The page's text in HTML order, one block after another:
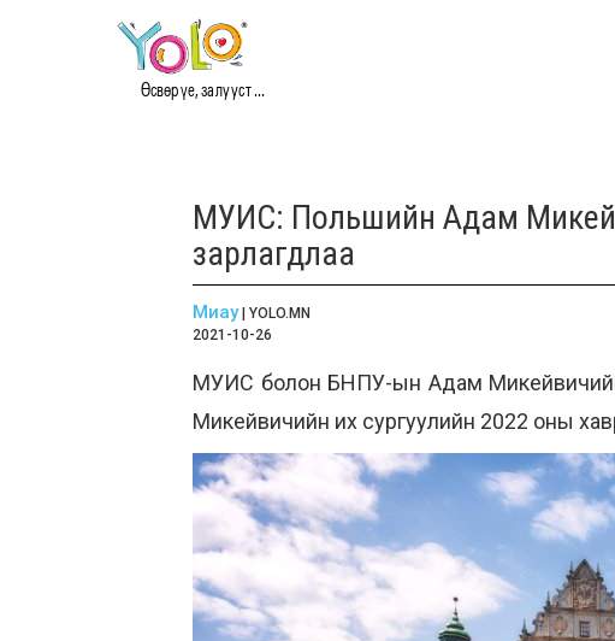
Өсвөр үе, залууст ...
МУИС: Польшийн Адам
зарлагдлаа
Миау| YOLO.MN
2021-10-26
МУИС болон БНПУ-ын Адам Микейвичийн
Микейвичийн их сургуулийн 2022 оны